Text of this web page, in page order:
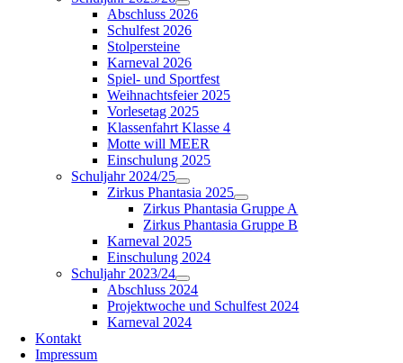
Abschluss 2026
Schulfest 2026
Stolpersteine
Karneval 2026
Spiel- und Sportfest
Weihnachtsfeier 2025
Vorlesetag 2025
Klassenfahrt Klasse 4
Motte will MEER
Einschulung 2025
Schuljahr 2024/25
Zirkus Phantasia 2025
Zirkus Phantasia Gruppe A
Zirkus Phantasia Gruppe B
Karneval 2025
Einschulung 2024
Schuljahr 2023/24
Abschluss 2024
Projektwoche und Schulfest 2024
Karneval 2024
Kontakt
Impressum